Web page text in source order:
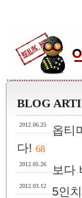
BLOG
2012.06.25
옵티
다! 68
2012.05.26 보다
2012.03.12 5인